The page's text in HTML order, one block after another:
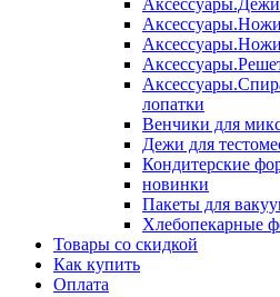
Аксессуары.Дежи
лопатки
Венчики для
Дежи для
Кондитерские
новинки
Пакеты для
Хлебопекарные
Товары со скидкой
Как купить
Оплата